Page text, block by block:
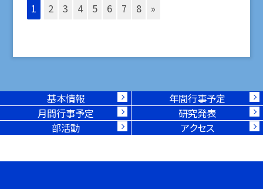
1 2 3 4 5 6 7 8 »
基本情報
年間行事予定
月間行事予定
研究発表
部活動
アクセス